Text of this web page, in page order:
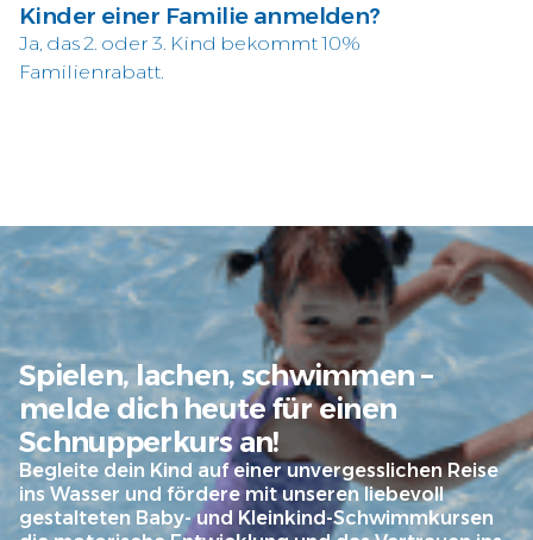
Kinder einer Familie anmelden?
Ja, das 2. oder 3. Kind bekommt 10%
Familienrabatt.
Spielen, lachen, schwimmen –
melde dich heute für einen
Schnupperkurs an!
Begleite dein Kind auf einer unvergesslichen Reise
ins Wasser und fördere mit unseren liebevoll
gestalteten Baby- und Kleinkind-Schwimmkursen